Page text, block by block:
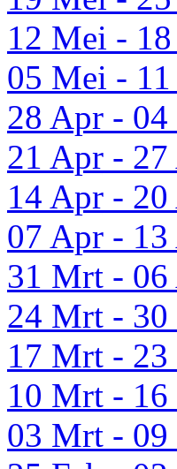
12 Mei -
05 Mei -
28 Apr -
21 Apr -
14 Apr -
07 Apr -
31 Mrt - 06
24 Mrt -
17 Mrt -
10 Mrt -
03 Mrt -